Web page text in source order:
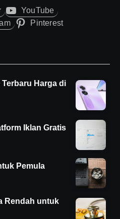
YouTube
Pinterest
Terbaru Harga di
Iklan Gratis
Pemula
Rendah untuk